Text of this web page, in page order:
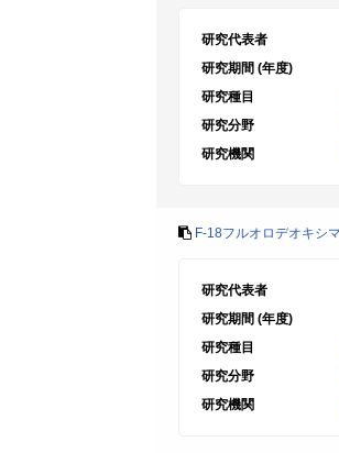
研究代表者
研究期間 (年度)
研究種目
研究分野
研究機関
F-18フルオロデオキシ
研究代表者
研究期間 (年度)
研究種目
研究分野
研究機関